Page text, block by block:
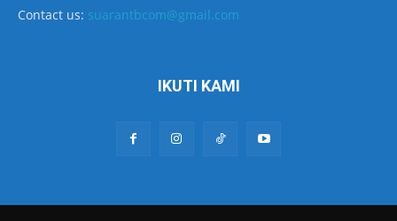
Contact us: suarantbcom@gmail.com
IKUTI KAMI